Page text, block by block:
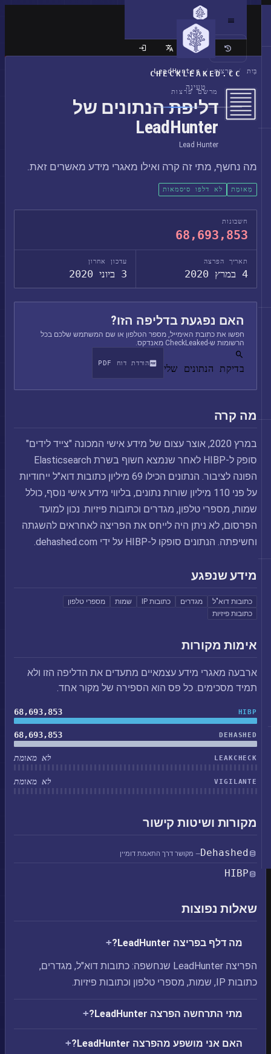
CHECKLEAKED.CC
טְעִינָה
האתר הקלאסי
/ פרצות /
LeadHunter
מרשם פרצות
דליפת הנתונים של
LeadHunter
Lead Hunter
מה נחשף, מתי זה קרה ואילו מאגרי מידע מאשרים זאת.
מְאוּמָת לא דלפו סיסמאות
חשבונות
68,693,853
תאריך הפרצה עדכון אחרון
האם נפגעת בדליפה הזו?
חפשו את כתובת האימייל, מספר הטלפון או שם המשתמש שלכם בכל
הרשומות ש-CheckLeaked מאנדקס.
בדיקת הנתונים שלי הורדת דוח PDF
מה קרה
במרץ 2020, אוצר עצום של מידע אישי המכונה "צייד לידים"
סופק ל-HIBP לאחר שנמצא חשוף בשרת Elasticsearch
הפונה לציבור. הנתונים הכילו 69 מיליון כתובות דוא"ל ייחודיות
על פני 110 מיליון שורות נתונים, בליווי מידע אישי נוסף, כולל
שמות, מספרי טלפון, מגדרים וכתובות פיזיות. נכון למועד
הפרסום, לא ניתן היה לייחס את הפריצה לאחראים להשגתה
וחשיפתה. הנתונים סופקו ל-HIBP על ידי dehashed.com.
מידע שנפגע
כתובות דוא"ל מגדרים כתובות IP שמות
מספרי טלפון
כתובות פיזיות
אימות מקורות
ארבעה מאגרי מידע עצמאיים מתעדים את הדליפה הזו ולא
תמיד מסכימים. כל פס הוא הספירה של מקור אחד.
HIBP
68,693,853
DEHASHED
68,693,853
LEAKCHECK לא מאומת
VIGILANTE לא מאומת
מקורות ושיטות קישור
Dehashed— מקושר דרך התאמת דומיין
HIBP
שאלות נפוצות
מה דלף בפריצה LeadHunter?
הפריצה LeadHunter שנחשפה: כתובות דוא"ל, מגדרים,
כתובות IP, שמות, מספרי טלפון וכתובות פיזיות.
מתי התרחשה הפרצה LeadHunter?
האם אני מושפע מהפרצה LeadHunter?